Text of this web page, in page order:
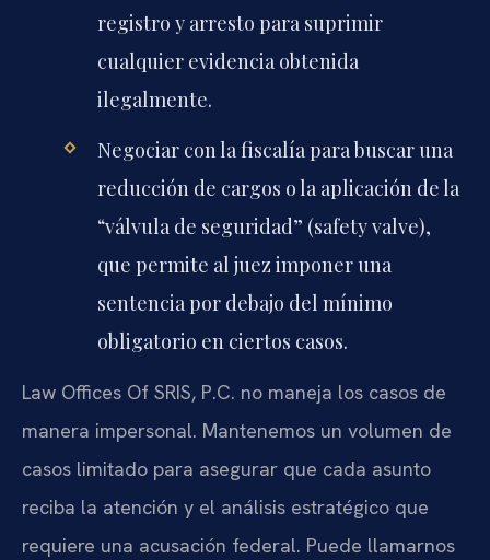
registro y arresto para suprimir
cualquier evidencia obtenida
ilegalmente.
Negociar con la fiscalía para buscar una
reducción de cargos o la aplicación de la
“válvula de seguridad” (safety valve),
que permite al juez imponer una
sentencia por debajo del mínimo
obligatorio en ciertos casos.
Law Offices Of SRIS, P.C. no maneja los casos de
manera impersonal. Mantenemos un volumen de
casos limitado para asegurar que cada asunto
reciba la atención y el análisis estratégico que
requiere una acusación federal. Puede llamarnos